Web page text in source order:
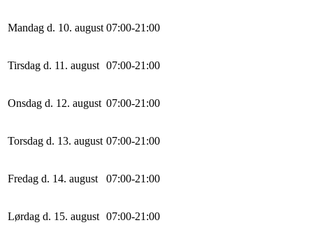
Mandag d. 10. august 07:00-21 :00
Tirsdag d. 11. august 07:00-21 :00
Onsdag d. 12. august 07:00-21 :00
Torsdag d. 13. august 07:00-21 :00
Fredag d. 14. august 07:00-21 :00
Lørdag d. 15. august 07:00-21 :00